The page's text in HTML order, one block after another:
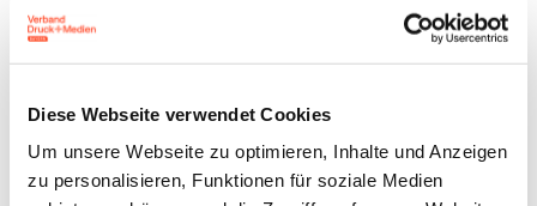
Diese Webseite verwendet Cookies
Um unsere Webseite zu optimieren, Inhalte und Anzeigen
zu personalisieren, Funktionen für soziale Medien